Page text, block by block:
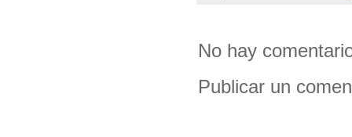
No hay
Publicar un